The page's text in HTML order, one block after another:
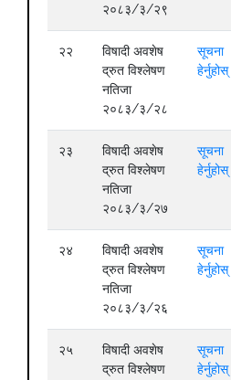
२०८३/३/२९
२२
विषादी अवशेष
द्रुत विश्लेषण
नतिजा
२०८३/३/२८
सूचना
हेर्नुहोस्
२३
विषादी अवशेष
द्रुत विश्लेषण
नतिजा
२०८३/३/२७
सूचना
हेर्नुहोस्
२४
विषादी अवशेष
द्रुत विश्लेषण
नतिजा
२०८३/३/२६
सूचना
हेर्नुहोस्
२५
विषादी अवशेष
द्रुत विश्लेषण
सूचना
हेर्नुहोस्